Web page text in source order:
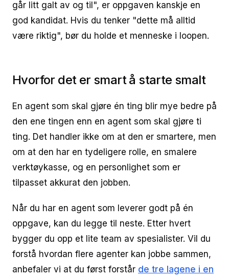
går litt galt av og til", er oppgaven kanskje en
god kandidat. Hvis du tenker "dette må alltid
være riktig", bør du holde et menneske i loopen.
Hvorfor det er smart å starte smalt
En agent som skal gjøre én ting blir mye bedre på
den ene tingen enn en agent som skal gjøre ti
ting. Det handler ikke om at den er smartere, men
om at den har en tydeligere rolle, en smalere
verktøykasse, og en personlighet som er
tilpasset akkurat den jobben.
Når du har en agent som leverer godt på én
oppgave, kan du legge til neste. Etter hvert
bygger du opp et lite team av spesialister. Vil du
forstå hvordan flere agenter kan jobbe sammen,
anbefaler vi at du først forstår de tre lagene i en